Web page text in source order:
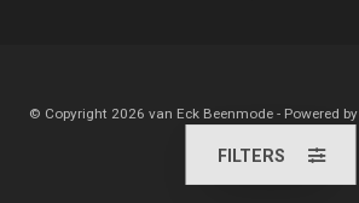
© Copyright 2026 van Eck Beenmode - Powered by
Dyvelopment
FILTERS